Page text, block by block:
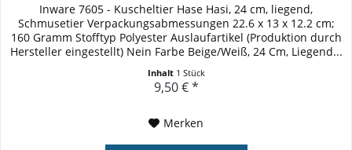
Inware 7605 - Kuscheltier Hase Hasi, 24 cm, liegend,
Schmusetier Verpackungsabmessungen ‎22.6 x 13 x 12.2 cm;
160 Gramm Stofftyp ‎Polyester Auslaufartikel (Produktion durch
Hersteller eingestellt) ‎Nein Farbe ‎Beige/Weiß, 24 Cm, Liegend...
Inhalt 1 Stück
9,50 € *
Merken